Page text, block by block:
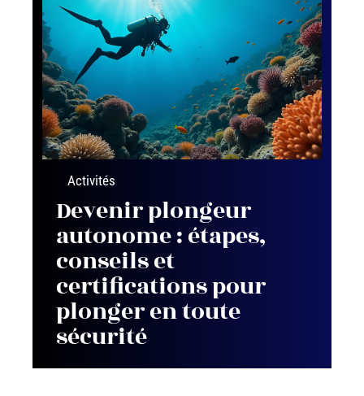
Activités
Devenir plongeur
autonome : étapes,
conseils et
certifications pour
plonger en toute
sécurité